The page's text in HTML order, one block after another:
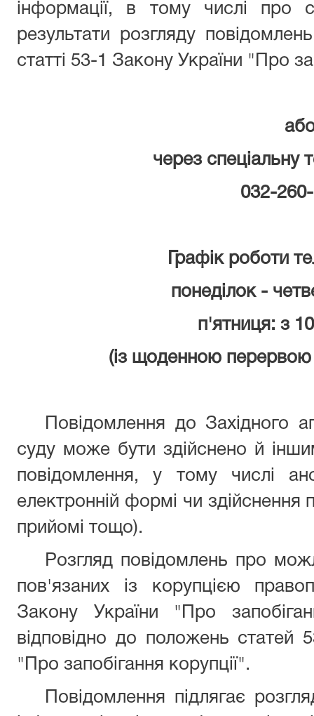
інформації, в тому числі про
результати розгляду
статті 53-1 Закону України "Про
через спеціальну
032-
Графік роботи
понеділок -
п'ятниця: з
(із щоденною перервою
Повідомлення до Західного
суду може бути здійснено й
повідомлення, у тому числі
електронній формі чи
прийомі тощо).
Розгляд повідомлень про
пов'язаних із корупцією
Закону України "Про
відповідно до положень статей
"Про запобігання корупції".
Повідомлення підлягає